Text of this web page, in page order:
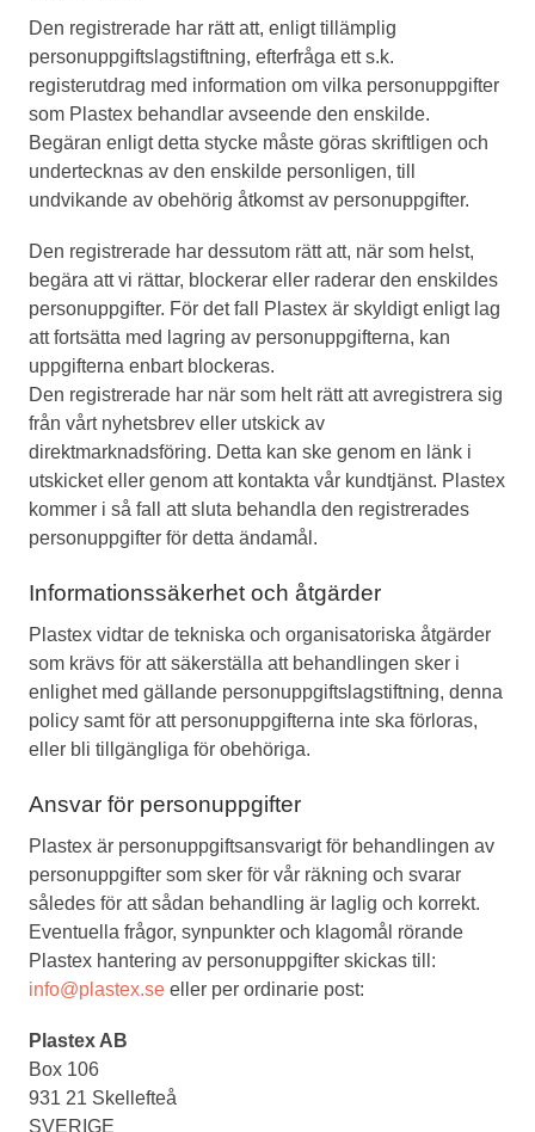
Den registrerade har rätt att, enligt tillämplig
personuppgiftslagstiftning, efterfråga ett s.k.
registerutdrag med information om vilka personuppgifter
som Plastex behandlar avseende den enskilde.
Begäran enligt detta stycke måste göras skriftligen och
undertecknas av den enskilde personligen, till
undvikande av obehörig åtkomst av personuppgifter.
Den registrerade har dessutom rätt att, när som helst,
begära att vi rättar, blockerar eller raderar den enskildes
personuppgifter. För det fall Plastex är skyldigt enligt lag
att fortsätta med lagring av personuppgifterna, kan
uppgifterna enbart blockeras.
Den registrerade har när som helt rätt att avregistrera sig
från vårt nyhetsbrev eller utskick av
direktmarknadsföring. Detta kan ske genom en länk i
utskicket eller genom att kontakta vår kundtjänst. Plastex
kommer i så fall att sluta behandla den registrerades
personuppgifter för detta ändamål.
Informationssäkerhet och åtgärder
Plastex vidtar de tekniska och organisatoriska åtgärder
som krävs för att säkerställa att behandlingen sker i
enlighet med gällande personuppgiftslagstiftning, denna
policy samt för att personuppgifterna inte ska förloras,
eller bli tillgängliga för obehöriga.
Ansvar för personuppgifter
Plastex är personuppgiftsansvarigt för behandlingen av
personuppgifter som sker för vår räkning och svarar
således för att sådan behandling är laglig och korrekt.
Eventuella frågor, synpunkter och klagomål rörande
Plastex hantering av personuppgifter skickas till:
info@plastex.se eller per ordinarie post:
Plastex AB
Box 106
931 21 Skellefteå
SVERIGE